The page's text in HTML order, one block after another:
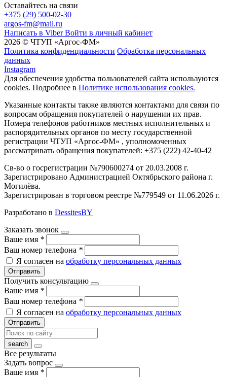
Оставайтесь на связи
+375 (29) 500-02-30
argos-fm@mail.ru
Написать в Viber Войти в личный кабинет
2026 © ЧТУП «Аргос-ФМ»
Политика конфиденциальности Обработка персональных
данных
Instagram
Для обеспечения удобства пользователей сайта используются
cookies. Подробнее в Политике использования cookies.
Указанные контакты также являются контактами для связи по
вопросам обращения покупателей о нарушении их прав.
Номера телефонов работников местных исполнительных и
распорядительных органов по месту государственной
регистрации ЧТУП «Аргос-ФМ» , уполномоченных
рассматривать обращения покупателей: +375 (222) 42-40-42
Св-во о госрегистрации №790600274 от 20.03.2008 г.
Зарегистрировано Администрацией Октябрьского района г.
Могилёва.
Зарегистрирован в торговом реестре №779549 от 11.06.2026 г.
Разработано в DessitesBY
Заказать звонок
Ваше имя *
Ваш номер телефона *
Я согласен на обработку персональных данных
Отправить
Получить консультацию
Ваше имя *
Ваш номер телефона *
Я согласен на обработку персональных данных
Отправить
Все результаты
Задать вопрос
Ваше имя *